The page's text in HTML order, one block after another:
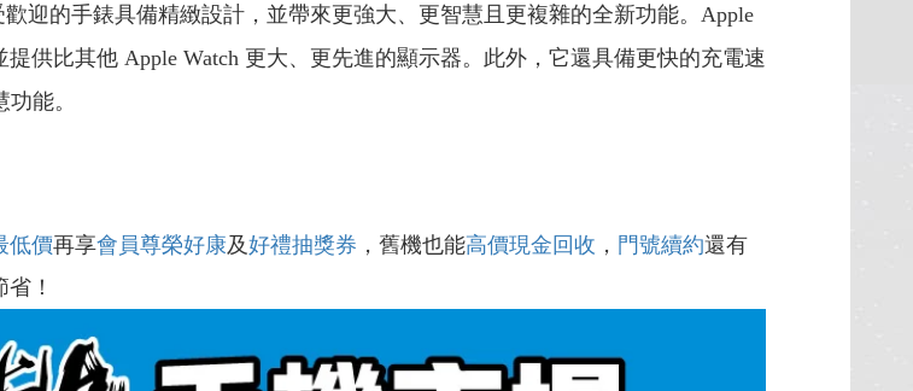
迎的手錶具備精緻設計，並帶來更強大、更智慧且更複雜的全新功能。Apple
提供比其他 Apple Watch 更大、更先進的顯示器。此外，它還具備更快的充電速
能。
低價再享會員尊榮好康及好禮抽獎券 ，舊機也能高價現金回收 ， 門號續約還有
！